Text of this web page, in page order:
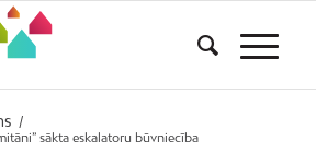
/
sākta eskalatoru būvniecība